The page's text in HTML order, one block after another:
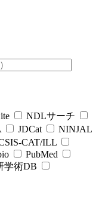
NDLサーチ
JDCat
NINJAL
CAT/ILL
PubMed
学術DB